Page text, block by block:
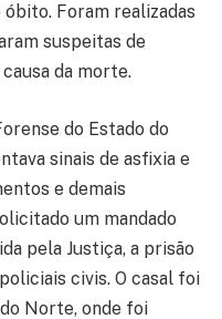
Foram realizadas
suspeitas de
da morte.
do Estado do
sinais de asfixia e
e demais
um mandado
pela Justiça, a prisão
civis. O casal foi
Norte, onde foi